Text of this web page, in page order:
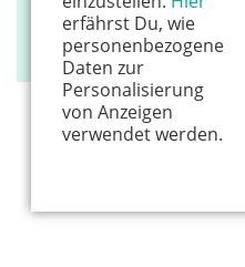
erfährst Du, wie
personenbezogene
Daten zur
Personalisierung
von Anzeigen
verwendet werden.
Obere Siegstr. 24
53773 Hennef
Hier könnte Werbung